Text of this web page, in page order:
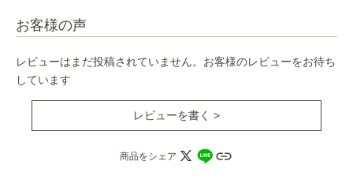
お客様の声
レビューはまだ投稿されていません。お客様のレビューをお待ち
しています
レビューを書く >
商品をシェア